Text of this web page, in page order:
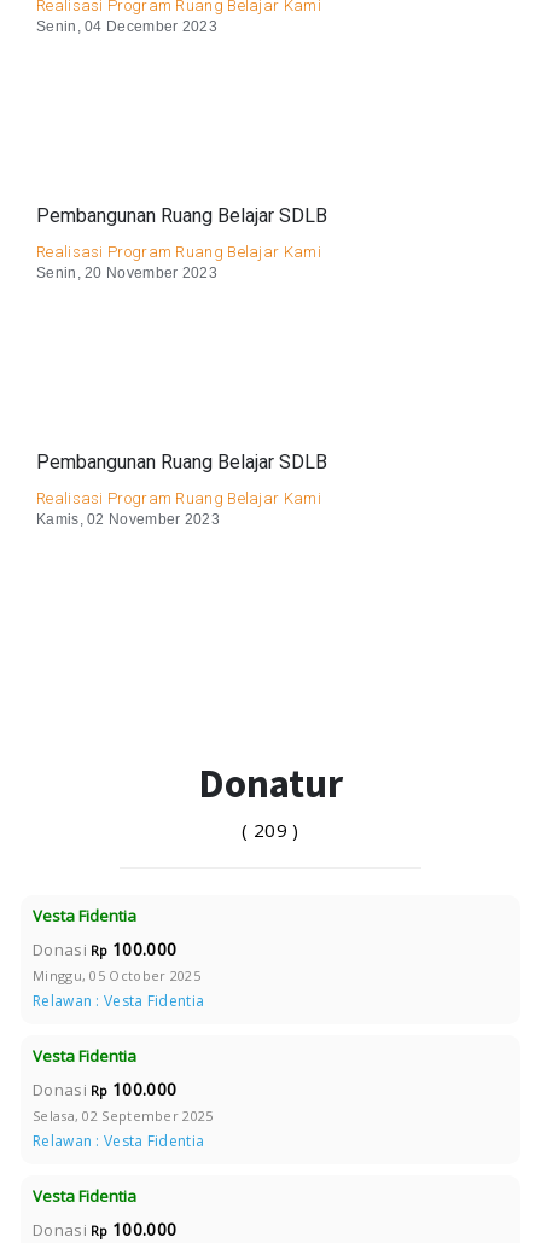
Realisasi Program Ruang Belajar Kami
Senin, 04 December 2023
Pembangunan Ruang Belajar SDLB
Realisasi Program Ruang Belajar Kami
Senin, 20 November 2023
Pembangunan Ruang Belajar SDLB
Realisasi Program Ruang Belajar Kami
Kamis, 02 November 2023
Donatur
( 209 )
Vesta Fidentia
Donasi Rp 100.000
Minggu, 05 October 2025
Relawan : Vesta Fidentia
Vesta Fidentia
Donasi Rp 100.000
Selasa, 02 September 2025
Relawan : Vesta Fidentia
Vesta Fidentia
Donasi Rp 100.000